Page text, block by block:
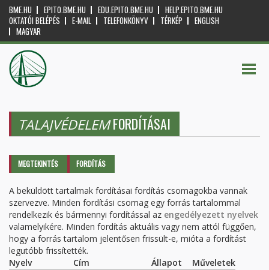
BME.HU EPITO.BME.HU EDU.EPITO.BME.HU
HELP.EPITO.BME.HU
OKTATÓI BELÉPÉS
E-MAIL TELEFONKÖNYV TÉRKÉP
ENGLISH
MAGYAR
TALAJVÉDELEMFORDÍTÁSAI
Elsődleges fülek
MEGTEKINTÉS FORDÍTÁS
A beküldött tartalmak fordításai fordítás csomagokba vannak
szervezve. Minden fordítási csomag egy forrás tartalommal
rendelkezik és bármennyi fordítással az engedélyezett nyelvek
valamelyikére. Minden fordítás aktuális vagy nem attól függően,
hogy a forrás tartalom jelentősen frissült-e, mióta a fordítást
legutóbb frissítették.
Nyelv
Cím Állapot
Műveletek